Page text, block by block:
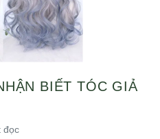
BIẾT TÓC GIẢ
đọc